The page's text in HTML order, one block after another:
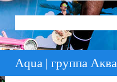
Aqua | группа Аква